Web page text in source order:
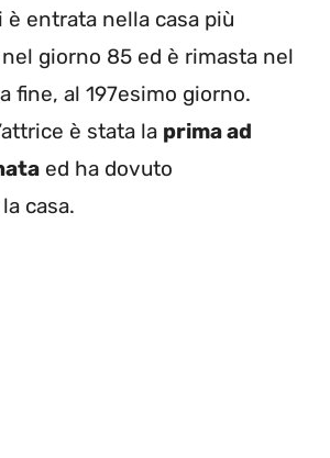
è entrata nella casa più
nel giorno 85 ed è rimasta nel
fine, al 197esimo giorno.
è stata la prima ad
ed ha dovuto
casa.